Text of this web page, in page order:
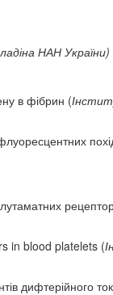
НАН України)
в фібрин (
in blood platelets (
дифтерійного